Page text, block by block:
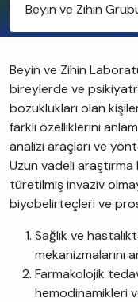
Beyin ve Zihin
Beyin ve Zihin
bireylerde ve
bozuklukları olan
farklı özelliklerini
analizi araçları ve
Uzun vadeli araştırma
türetilmiş invaziv
biyobelirteçleri ve
Sağlık ve
mekanizmalarını
Farmakolojik
hemodinamikleri